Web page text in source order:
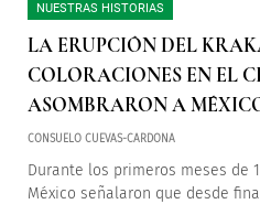
NUESTRAS HISTORIAS
LA ERUPCIÓN DEL
COLORACIONES EN EL
ASOMBRARON A
CONSUELO CUEVAS-CARDONA
Durante los primeros meses de
México señalaron que desde